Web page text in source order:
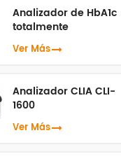
Analizador de HbA1c
totalmente
automatizado HLC-100
Ver Más
Analizador CLIA CLI-
1600
Ver Más